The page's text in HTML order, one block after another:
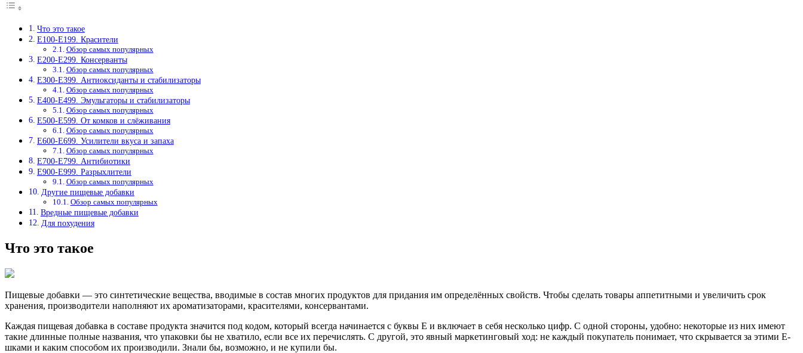
Что это такое
Е100-Е199. Красители
Обзор самых популярных
Е200-Е299. Консерванты
Обзор самых популярных
Е300-Е399. Антиоксиданты и стабилизаторы
Обзор самых популярных
Е400-Е499. Эмульгаторы и стабилизаторы
Обзор самых популярных
Е500-Е599. От комков и слёживания
Обзор самых популярных
Е600-Е699. Усилители вкуса и запаха
Обзор самых популярных
Е700-Е799. Антибиотики
Е900-Е999. Разрыхлители
Обзор самых популярных
Другие пищевые добавки
Обзор самых популярных
Вредные пищевые добавки
Для похудения
Что это такое
Пищевые добавки — это синтетические вещества, вводимые в состав многих продуктов для придания им определённых свойств. Чтобы сделать товары аппетитными и увеличить срок
хранения, производители наполняют их ароматизаторами, красителями, консервантами.
Каждая пищевая добавка в составе продукта значится под кодом, который всегда начинается с буквы Е и включает в себя несколько цифр. С одной стороны, удобно: некоторые из них имеют
такие длинные полные названия, что упаковки бы не хватило, если все их перечислять. С другой, это явный маркетинговый ход: не каждый покупатель понимает, что скрывается за этими Е-
шками и каким способом их производили. Знали бы, возможно, и не купили бы.